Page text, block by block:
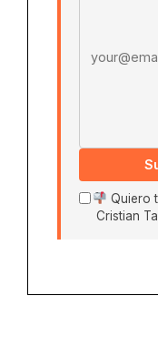
Quiero
Cristian